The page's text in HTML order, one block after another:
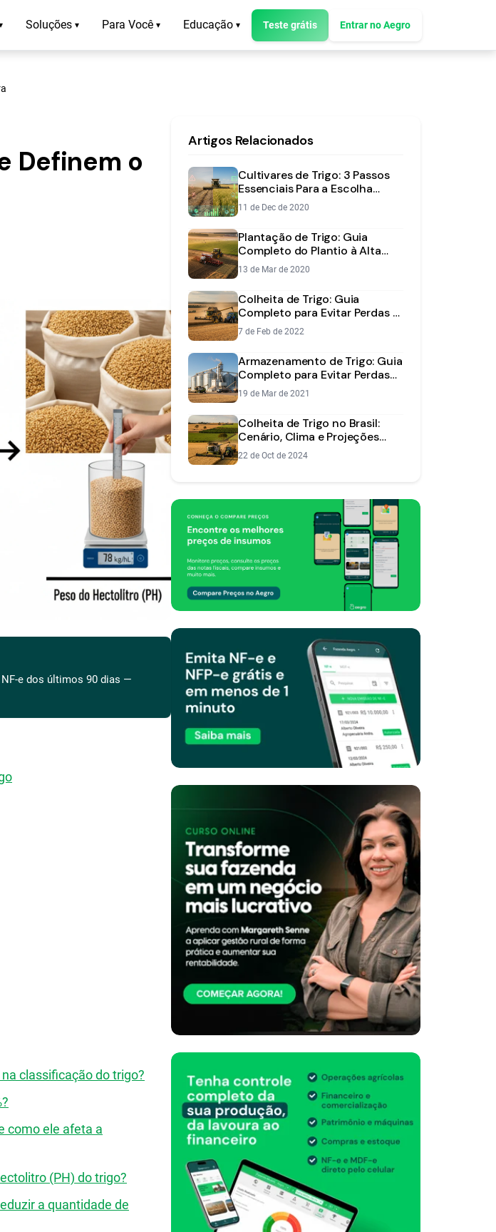
Soluções ▾ Para Você ▾ Educação ▾ Teste grátis Entrar no Aegro
Definem o
e dos últimos 90 dias —
na classificação do trigo?
como ele afeta a
(PH) do trigo?
a quantidade de
Artigos Relacionados
Cultivares de Trigo: 3 Passos
Essenciais Para a Escolha
Certa
11 de Dec de 2020
Plantação de Trigo: Guia
Completo do Plantio à Alta
Produtividade
13 de Mar de 2020
Colheita de Trigo: Guia
Completo para Evitar Perdas e
Maximizar a Produtividade
7 de Feb de 2022
Armazenamento de Trigo: Guia
Completo para Evitar Perdas
na Pós-Colheita
19 de Mar de 2021
Colheita de Trigo no Brasil:
Cenário, Clima e Projeções
para a Safra
22 de Oct de 2024